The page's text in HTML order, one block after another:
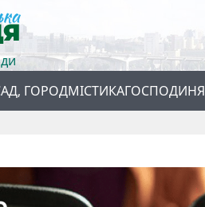
ГОРОДМІСТИКАГОСПОДИНЯ